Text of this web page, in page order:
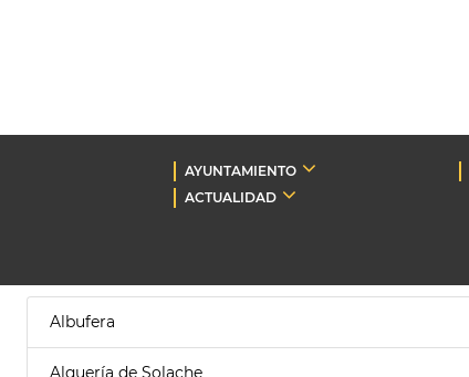
AYUNTAMIENTO
ACTUALIDAD
Albufera
Alquería de Solache